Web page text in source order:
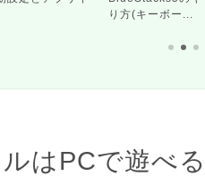
ストールのやり方
はPCで遊べ